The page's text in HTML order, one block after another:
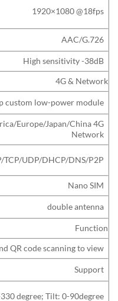
1920×1080 @18fps
AAC/G.726
High sensitivity -38dB
4G & Network
custom low-power module
Europe/Japan/China 4G
Network
TCP/UDP/DHCP/DNS/P2P
Nano SIM
double antenna
Function
QR code scanning to view
Support
degree; Tilt: 0-90degree